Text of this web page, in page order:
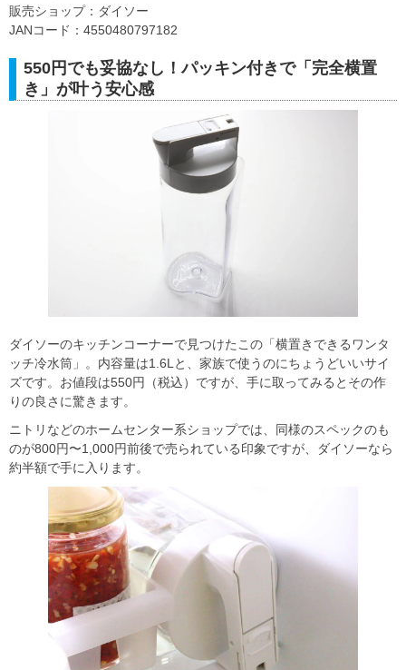
販売ショップ：ダイソー
JANコード：4550480797182
550円でも妥協なし！パッキン付きで「完全横置
き」が叶う安心感
ダイソーのキッチンコーナーで見つけたこの「横置きできるワンタ
ッチ冷水筒」。内容量は1.6Lと、家族で使うのにちょうどいいサイ
ズです。お値段は550円（税込）ですが、手に取ってみるとその作
りの良さに驚きます。
ニトリなどのホームセンター系ショップでは、同様のスペックのも
のが800円〜1,000円前後で売られている印象ですが、ダイソーなら
約半額で手に入ります。